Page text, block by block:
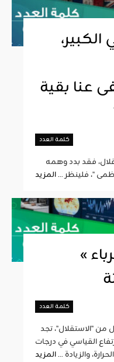
عنا بقية
كلمة العدد
"، فلينظر ...
« حين يفضح الكهرباء
كلمة العدد
القياسي في درجات
الحرارة، والزيادة ...